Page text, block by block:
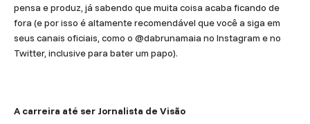
pensa e produz, já sabendo que muita coisa acaba ficando de
fora (e por isso é altamente recomendável que você a siga em
seus canais oficiais, como o @dabrunamaia no Instagram e no
Twitter, inclusive para bater um papo).
A carreira até ser Jornalista de Visão